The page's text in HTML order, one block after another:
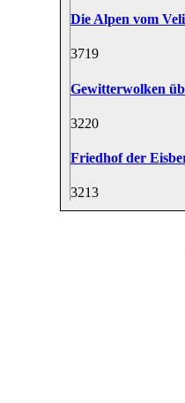
Die Alpen vom
3719
Gewitterwolken
3220
Friedhof der
3213